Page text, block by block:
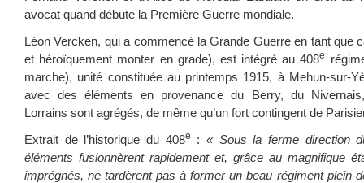
avocat quand débute la Première Guerre mondiale.
Léon Vercken, qui a commencé la Grande Guerre en tant que
et héroïquement monter en grade), est intégré au 408e
marche), unité constituée au printemps 1915, à Mehun-sur-
avec des éléments en provenance du Berry, du
Lorrains sont agrégés, de même qu’un fort contingent de
Extrait de l’historique du 408e :« Sous la ferme direction
éléments fusionnèrent rapidement et, grâce au magnifique
imprégnés, ne tardèrent pas à former un beau régiment plein